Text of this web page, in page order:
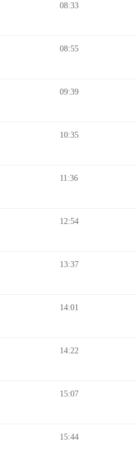
08:33
08:55
09:39
10:35
11:36
12:54
13:37
14:01
14:22
15:07
15:44